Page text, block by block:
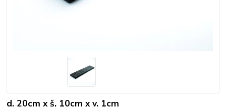
d. 20cm x š. 10cm x v. 1cm